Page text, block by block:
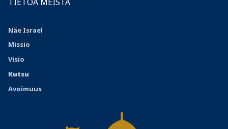
Näe Israel
Missio
Visio
Kutsu
Avoimuus